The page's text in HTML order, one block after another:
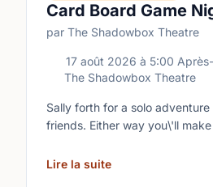
Card Board Game
par The Shadowbox Theatre
17 août 2026 à 5:00
The Shadowbox Theatre
Sally forth for a solo
friends. Either way you\'ll
Lire la suite